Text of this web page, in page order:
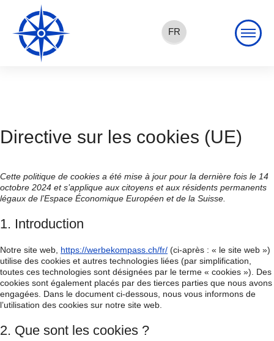
contenu
FR
Directive sur les cookies (UE)
Cette politique de cookies a été mise à jour pour la dernière fois le 14
octobre 2024 et s’applique aux citoyens et aux résidents permanents
légaux de l’Espace Économique Européen et de la Suisse.
1. Introduction
Notre site web, https://werbekompass.ch/fr/ (ci-après : « le site web »)
utilise des cookies et autres technologies liées (par simplification,
toutes ces technologies sont désignées par le terme « cookies »). Des
cookies sont également placés par des tierces parties que nous avons
engagées. Dans le document ci-dessous, nous vous informons de
l’utilisation des cookies sur notre site web.
2. Que sont les cookies ?